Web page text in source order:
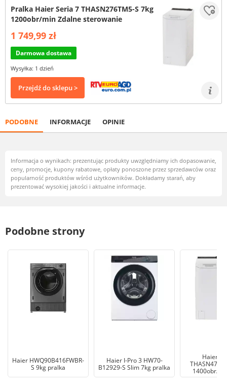
Pralka Haier Seria 7 THASN276TM5-S 7kg
1200obr/min Zdalne sterowanie
1 749,99 zł
Darmowa dostawa
Wysyłka: 1 dzień
Przejdź do sklepu >
PODOBNE INFORMACJE OPINIE
Informacja o wynikach: prezentując produkty uwzględniamy ich dopasowanie,
ceny, promocje, kupony rabatowe, opłaty ponoszone przez sprzedawców oraz
popularność produktów wśród użytkowników. Dokładamy starań, aby
prezentować wysokiej jakości i aktualne informacje.
Podobne strony
Haier HWQ90B416FWBR-
S 9kg pralka
Haier I-Pro 3 HW70-
B12929-S Slim 7kg pralka
Haier
1400obr/